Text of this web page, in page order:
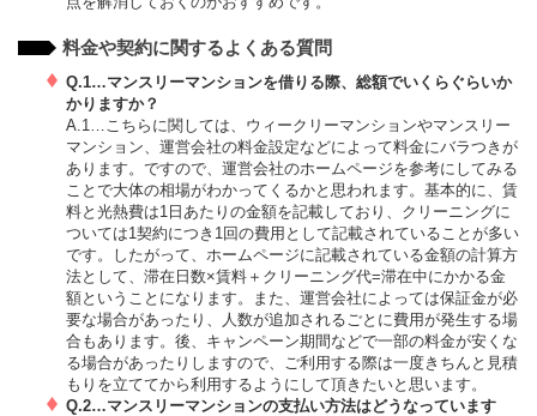
料金や契約に関するよくある質問
Q.1…マンスリーマンションを借りる際、総額でいくらぐらいか
かりますか？
A.1…こちらに関しては、ウィークリーマンションやマンスリー
マンション、運営会社の料金設定などによって料金にバラつきが
あります。ですので、運営会社のホームページを参考にしてみる
ことで大体の相場がわかってくるかと思われます。基本的に、賃
料と光熱費は1日あたりの金額を記載しており、クリーニングに
ついては1契約につき1回の費用として記載されていることが多い
です。したがって、ホームページに記載されている金額の計算方
法として、滞在日数×賃料＋クリーニング代=滞在中にかかる金
額ということになります。また、運営会社によっては保証金が必
要な場合があったり、人数が追加されるごとに費用が発生する場
合もあります。後、キャンペーン期間などで一部の料金が安くな
る場合があったりしますので、ご利用する際は一度きちんと見積
もりを立ててから利用するようにして頂きたいと思います。
Q.2…マンスリーマンションの支払い方法はどうなっています